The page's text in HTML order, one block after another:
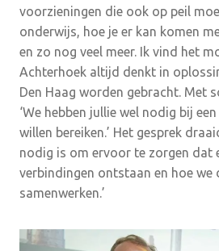
voorzieningen die ook op peil
onderwijs, hoe je er kan komen
en zo nog veel meer. Ik vind het
Achterhoek altijd denkt in
Den Haag worden gebracht. Met
‘We hebben jullie wel nodig bij
willen bereiken.’ Het gesprek
nodig is om ervoor te zorgen dat
verbindingen ontstaan en hoe we
samenwerken.’